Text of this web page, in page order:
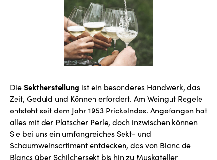
DieSektherstellung ist ein besonderes Handwerk, das
Zeit, Geduld und Können erfordert. Am Weingut Regele
entsteht seit dem Jahr 1953 Prickelndes. Angefangen hat
alles mit der Platscher Perle, doch inzwischen können
Sie bei uns ein umfangreiches Sekt- und
Schaumweinsortiment entdecken, das von Blanc de
Blancs über Schilchersekt bis hin zu Muskateller